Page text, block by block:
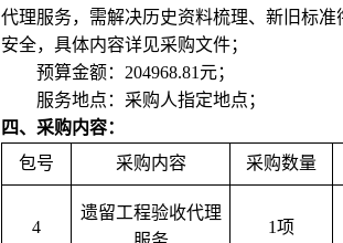
代理服务，需解决历史资料梳理、新旧标
安全，具体内容详见采购文件；
预算金额： 204968.81 元；
服务地点：采购人指定地点；
四、采购内容：
包号
采购内容 采购数量
4
遗留工程验收代理
1项